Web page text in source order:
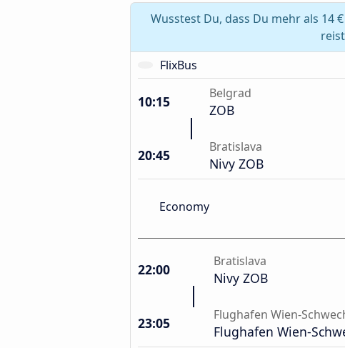
Wusstest Du, dass Du mehr als 14
FlixBus
10:15 Belgrad
ZOB
20:45 Bratislava
Nivy ZOB
Economy
22:00 Bratislava
Nivy ZOB
23:05 Flughafen Wien-
Flughafen Wien-